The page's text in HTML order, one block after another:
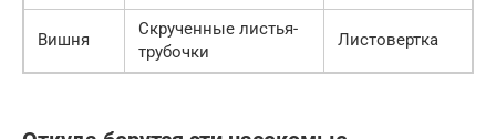
Вишня
Скрученные листья-
трубочки
Листовертка